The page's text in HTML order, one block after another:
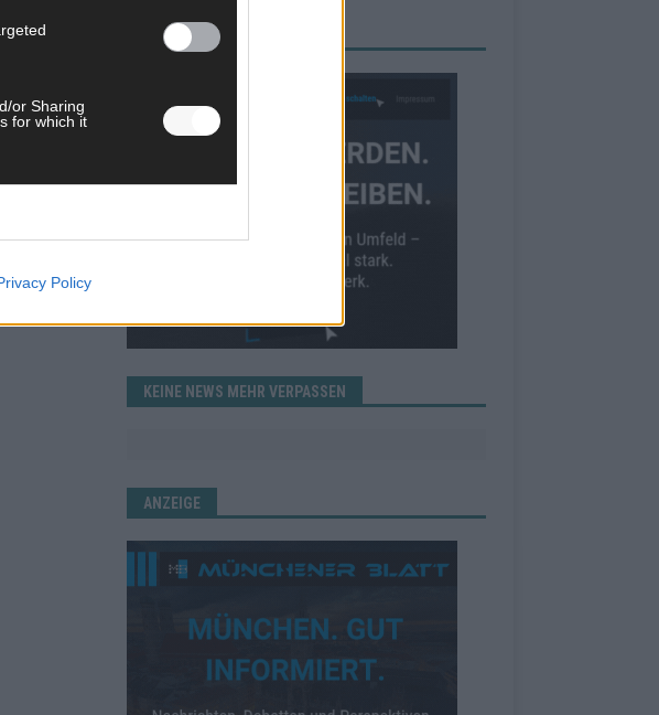
or Sharing
for which it
Policy
WERBE BEI UNS!
KEINE NEWS MEHR VERPASSEN
ANZEIGE